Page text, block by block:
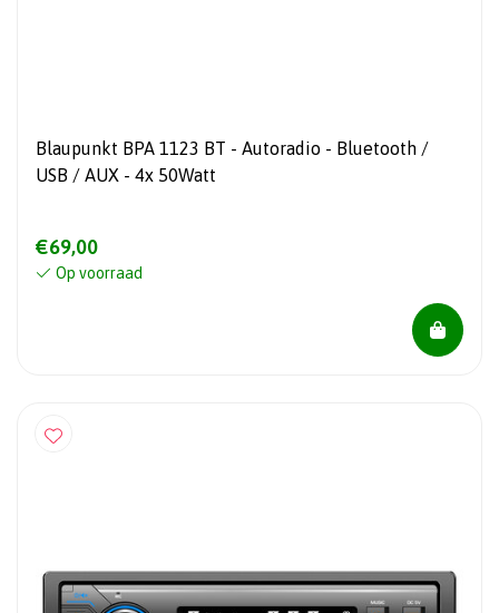
Blaupunkt BPA 1123 BT - Autoradio - Bluetooth /
USB / AUX - 4x 50Watt
€69,00
Op voorraad